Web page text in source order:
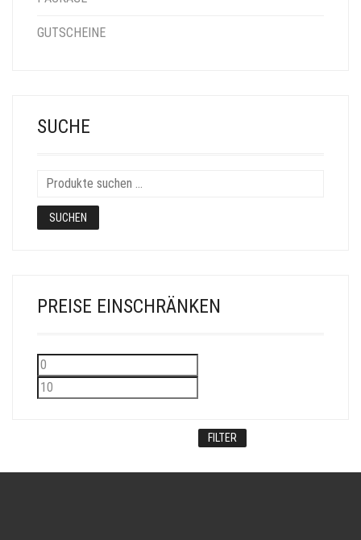
GUTSCHEINE
SUCHE
SUCHEN
PREISE EINSCHRÄNKEN
Min.
Preis
Preis
FILTER